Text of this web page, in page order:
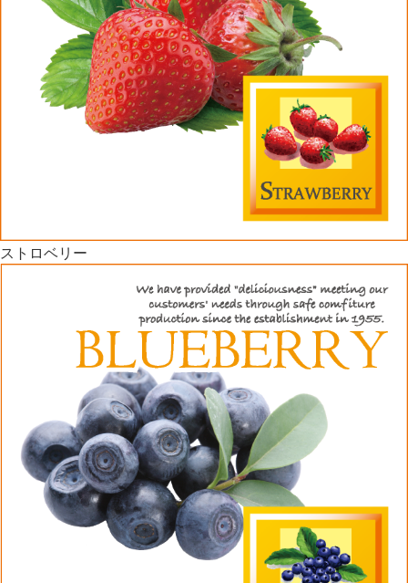
ストロベリー